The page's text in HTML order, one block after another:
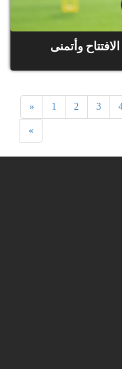
وأتمنى
« 1 2 3
»